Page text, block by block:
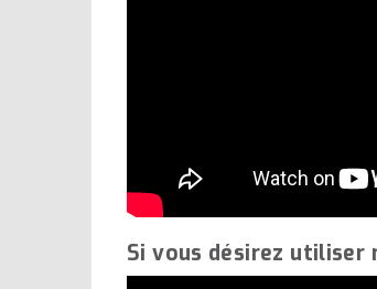
Si vous désirez utiliser